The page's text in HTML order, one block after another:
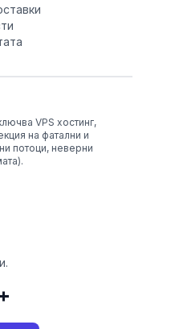
VPS хостинг,
на фатални и
потоци, неверни